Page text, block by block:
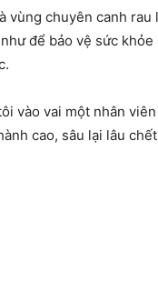
vùng chuyên canh
để bảo vệ sức
vào vai một nhân
cao, sâu lại lâu